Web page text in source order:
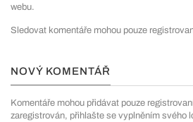
webu.
Sledovat komentáře mohou pouze
NOVÝ KOMENTÁŘ
Komentáře mohou přidávat pouze
zaregistrován, přihlašte se vyplněním svého